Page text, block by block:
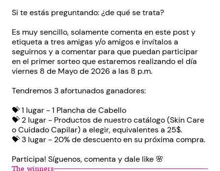
Si te estás preguntando: ¿de qué se trata?
Es muy sencillo, solamente comenta en este post y
etiqueta a tres amigas y/o amigos e invítalos a
seguirnos y a comentar para que puedan participar
en el primer sorteo que estaremos realizando el día
viernes 8 de Mayo de 2026 a las 8 p.m.
Tendremos 3 afortunados ganadores:
💝 1 lugar - 1 Plancha de Cabello
💝 2 lugar - Productos de nuestro catálogo (Skin Care
o Cuidado Capilar) a elegir, equivalentes a 25$.
💝 3 lugar - 20% de descuento en su próxima compra.
Participa! Síguenos, comenta y dale like 🌸
The winners